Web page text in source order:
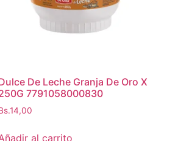
De Leche Granja De Oro X
7791058000830
14,00
al carrito